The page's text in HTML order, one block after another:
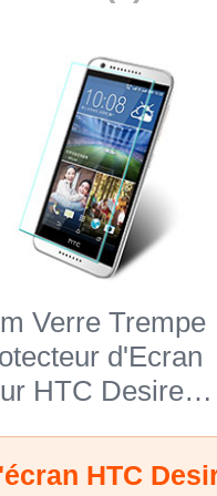
Verre Trempe
d'Ecran
HTC Desire
HTC